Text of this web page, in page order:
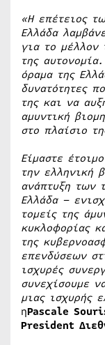
«Η επέτειος
Ελλάδα
για το μέλλον
της
όραμα της
δυνατότητες
της και να
αμυντική
στο πλαίσιο
Είμαστε
την ελληνική
ανάπτυξη των
Ελλάδα –
τομείς της
κυκλοφορίας
της
επενδύσεων
ισχυρές
συνεχίσουμε
μιας ισχυρής
ηPascale
President